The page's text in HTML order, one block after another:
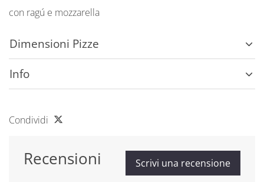
con ragú e mozzarella
Dimensioni Pizze
Info
Condividi
Recensioni Scrivi una recensione